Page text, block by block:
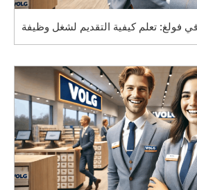
فولغ: تعلم كيفية التقديم لشغل وظيفة